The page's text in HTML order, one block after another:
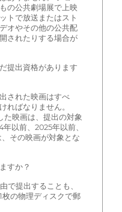
の公共劇場展で上映
トで放送またはスト
オやその他の公共配
されたりする場合が
提出資格があります
された映画はすべ
ればなりません。
た映画は、提出の対象
以前、2025年以前、
その映画が対象とな
すか？
で提出することも、
の物理ディスクで郵